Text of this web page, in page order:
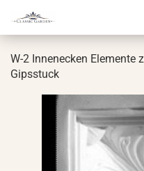
W-2 In­nen­ecken Ele­men­te
Gips­stuck